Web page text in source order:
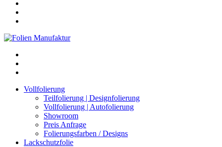
Vollfolierung
Teilfolierung | Designfolierung
Vollfolierung | Autofolierung
Showroom
Preis Anfrage
Folierungsfarben / Designs
Lackschutzfolie